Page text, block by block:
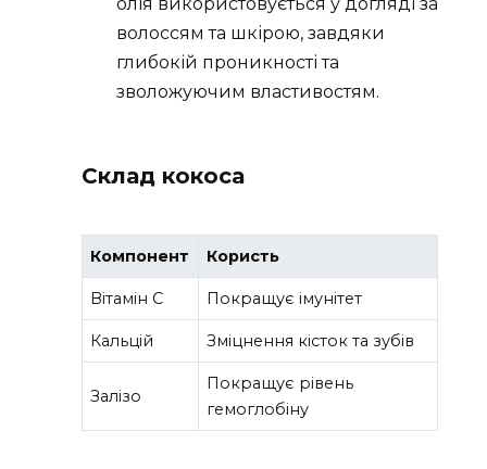
волоссям та шкірою, завдяки
глибокій проникності та
зволожуючим властивостям.
Склад кокоса
Компонент Користь
Вітамін C Покращує імунітет
Кальцій Зміцнення кісток та зубів
Залізо
Покращує рівень
гемоглобіну